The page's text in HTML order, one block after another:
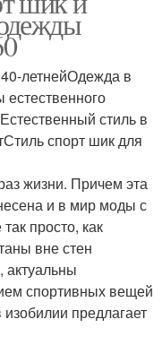
летнейОдежда в
стиль в
спорт шик для
жизни. Причем эта
и в мир моды с
просто, как
вне стен
актуальны
спортивных вещей
предлагает